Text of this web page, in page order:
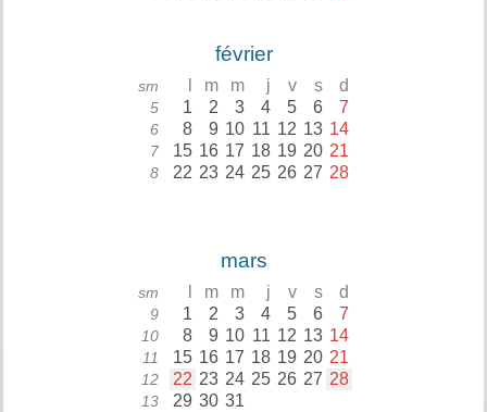
février
sm m m j v s d
5 1 2 3 4 5 6 7
6 8 9 10 11 12 13 14
7 15 16 17 18 19 20 21
8 22 23 24 25 26 27 28
mars
sm m m j v s d
9 1 2 3 4 5 6 7
10 8 9 10 11 12 13 14
11 15 16 17 18 19 20 21
12 22 23 24 25 26 27 28
13 29 30 31